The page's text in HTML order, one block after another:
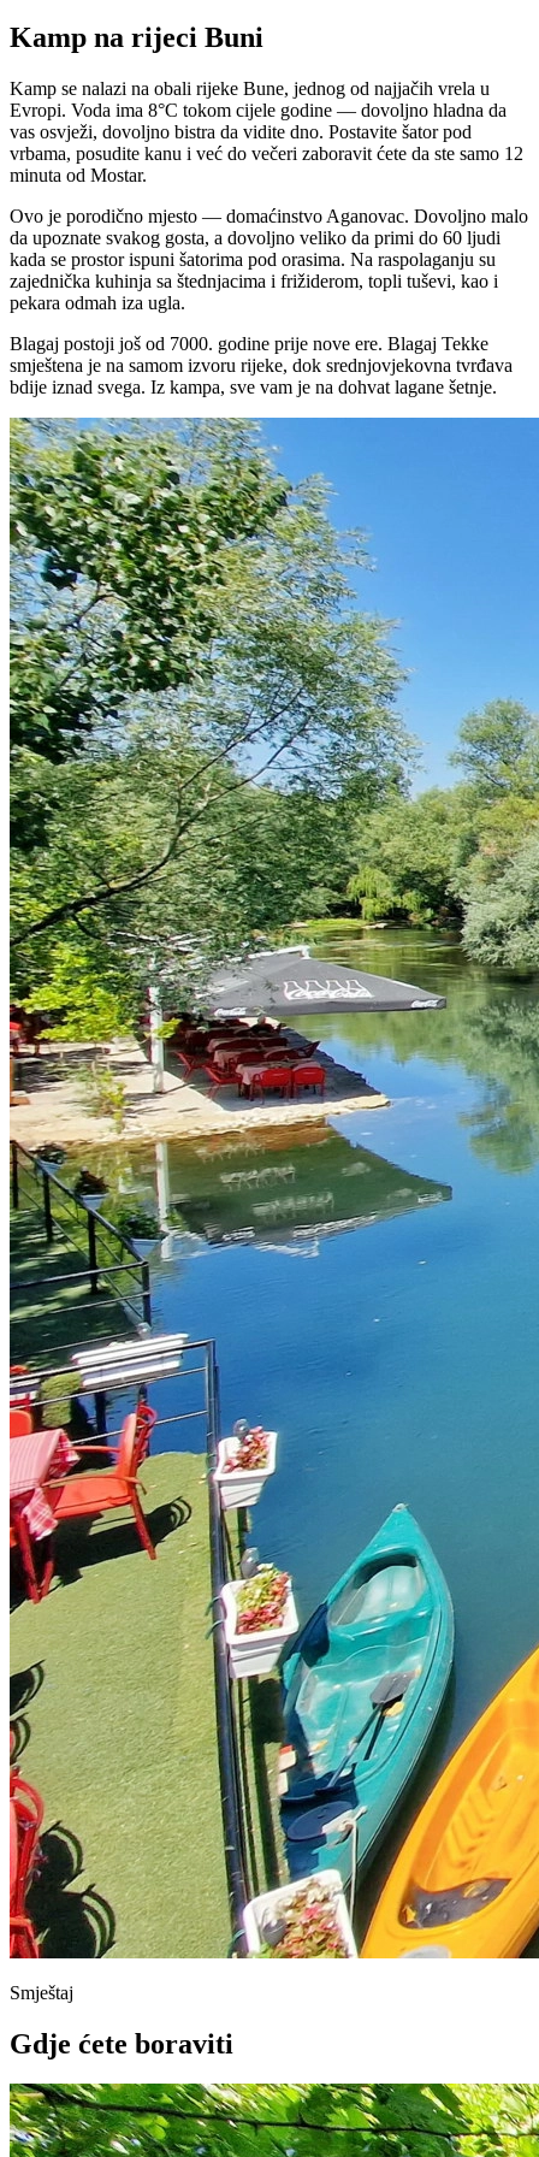
Kamp na rijeci Buni
Kamp se nalazi na obali rijeke Bune, jednog od najjačih vrela u
Evropi. Voda ima 8°C tokom cijele godine — dovoljno hladna da
vas osvježi, dovoljno bistra da vidite dno. Postavite šator pod
vrbama, posudite kanu i već do večeri zaboravit ćete da ste samo 12
minuta od Mostar.
Ovo je porodično mjesto — domaćinstvo Aganovac. Dovoljno malo
da upoznate svakog gosta, a dovoljno veliko da primi do 60 ljudi
kada se prostor ispuni šatorima pod orasima. Na raspolaganju su
zajednička kuhinja sa štednjacima i frižiderom, topli tuševi, kao i
pekara odmah iza ugla.
Blagaj postoji još od 7000. godine prije nove ere. Blagaj Tekke
smještena je na samom izvoru rijeke, dok srednjovjekovna tvrđava
bdije iznad svega. Iz kampa, sve vam je na dohvat lagane šetnje.
Smještaj
Gdje ćete boraviti